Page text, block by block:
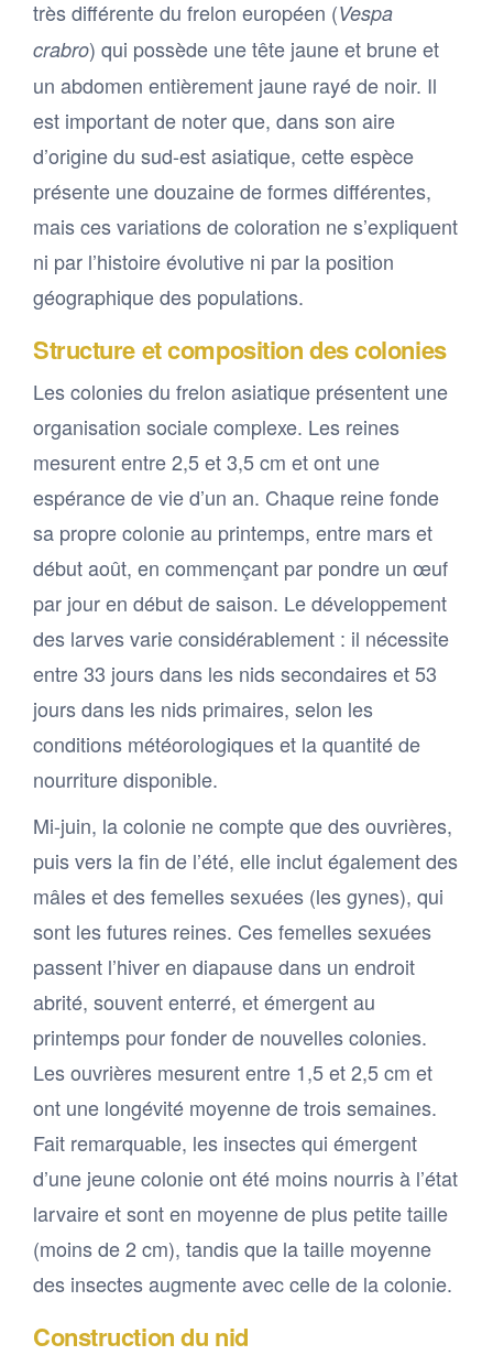
très différente du frelon européen (Vespa
crabro) qui possède une tête jaune et brune et
un abdomen entièrement jaune rayé de noir. Il
est important de noter que, dans son aire
d’origine du sud-est asiatique, cette espèce
présente une douzaine de formes différentes,
mais ces variations de coloration ne s’expliquent
ni par l’histoire évolutive ni par la position
géographique des populations.
Structure et composition des colonies
Les colonies du frelon asiatique présentent une
organisation sociale complexe. Les reines
mesurent entre 2,5 et 3,5 cm et ont une
espérance de vie d’un an. Chaque reine fonde
sa propre colonie au printemps, entre mars et
début août, en commençant par pondre un œuf
par jour en début de saison. Le développement
des larves varie considérablement : il nécessite
entre 33 jours dans les nids secondaires et 53
jours dans les nids primaires, selon les
conditions météorologiques et la quantité de
nourriture disponible.
Mi-juin, la colonie ne compte que des ouvrières,
puis vers la fin de l’été, elle inclut également des
mâles et des femelles sexuées (les gynes), qui
sont les futures reines. Ces femelles sexuées
passent l’hiver en diapause dans un endroit
abrité, souvent enterré, et émergent au
printemps pour fonder de nouvelles colonies.
Les ouvrières mesurent entre 1,5 et 2,5 cm et
ont une longévité moyenne de trois semaines.
Fait remarquable, les insectes qui émergent
d’une jeune colonie ont été moins nourris à l’état
larvaire et sont en moyenne de plus petite taille
(moins de 2 cm), tandis que la taille moyenne
des insectes augmente avec celle de la colonie.
Construction du nid